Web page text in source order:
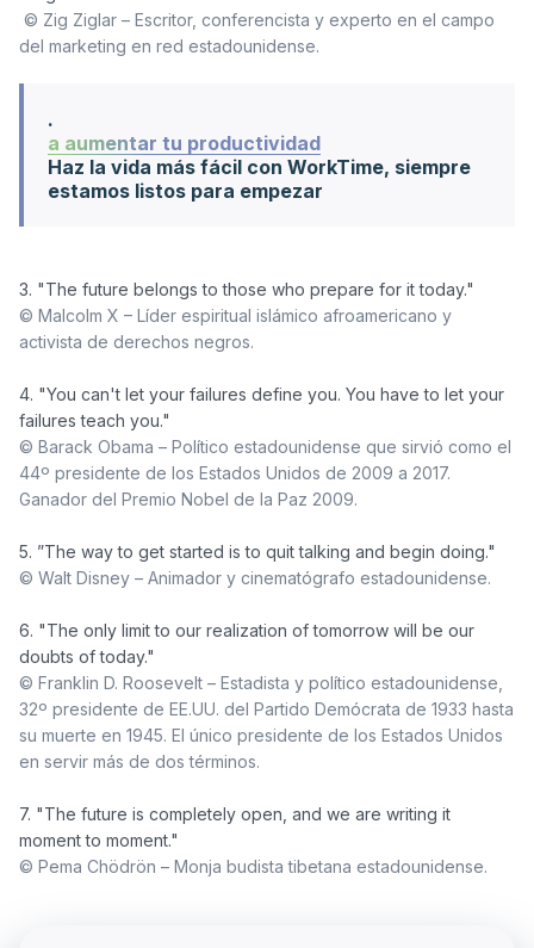
© Zig Ziglar – Escritor, conferencista y experto en el campo
del marketing en red estadounidense.
Haz la vida más fácil con WorkTime, siempre
estamos listos para empezar
a aumentar tu productividad
.
© Malcolm X – Líder espiritual islámico afroamericano y
activista de derechos negros.
4. "You can't let your failures define you. You have to let your
© Barack Obama – Político estadounidense que sirvió como el
44º presidente de los Estados Unidos de 2009 a 2017.
Ganador del Premio Nobel de la Paz 2009.
© Walt Disney – Animador y cinematógrafo estadounidense.
6. "The only limit to our realization of tomorrow will be our
© Franklin D. Roosevelt – Estadista y político estadounidense,
32º presidente de EE.UU. del Partido Demócrata de 1933 hasta
su muerte en 1945. El único presidente de los Estados Unidos
en servir más de dos términos.
7. "The future is completely open, and we are writing it
© Pema Chödrön – Monja budista tibetana estadounidense.